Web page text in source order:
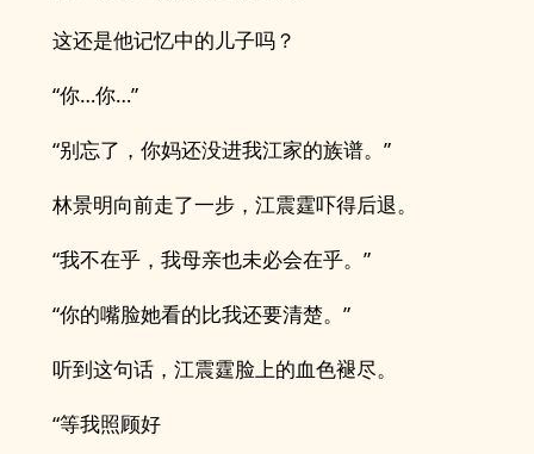
这还是他记忆中的儿子吗？
“你…你…”
“别忘了，你妈还没进我江家的族谱。”
林景明向前走了一步，江震霆吓得后退。
“我不在乎，我母亲也未必会在乎。”
“你的嘴脸她看的比我还要清楚。”
听到这句话，江震霆脸上的血色褪尽。
“等我照顾好